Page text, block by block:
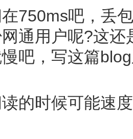
750ms吧，丢
通用户呢?这
吧，写这篇
的时候可能速